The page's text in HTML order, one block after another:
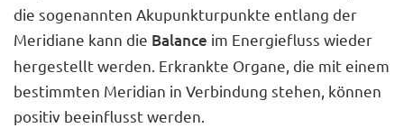
die sogenannten Akupunkturpunkte entlang der
Meridiane kann die Balance im Energiefluss wieder
hergestellt werden. Erkrankte Organe, die mit einem
bestimmten Meridian in Verbindung stehen, können
positiv beeinflusst werden.